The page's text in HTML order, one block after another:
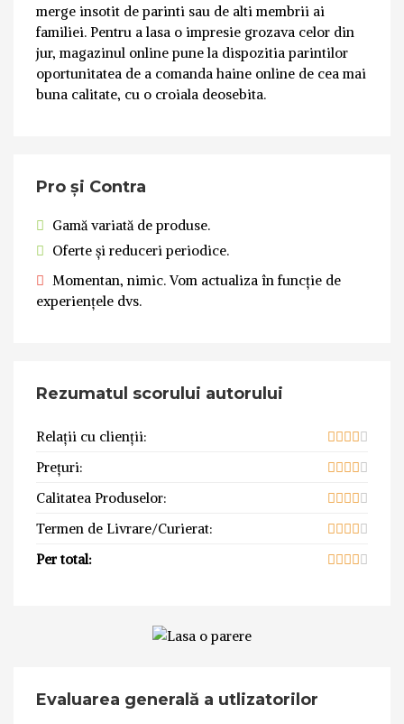
merge insotit de parinti sau de alti membrii ai
familiei. Pentru a lasa o impresie grozava celor din
jur, magazinul online pune la dispozitia parintilor
oportunitatea de a comanda haine online de cea mai
buna calitate, cu o croiala deosebita.
Pro și Contra
Gamă variată de produse.
Oferte și reduceri periodice.
Momentan, nimic. Vom actualiza în funcție de
experiențele dvs.
Rezumatul scorului autorului
Relații cu clienții:
Prețuri:
Calitatea Produselor:
Termen de Livrare/Curierat:
Per total:
Evaluarea generală a utlizatorilor